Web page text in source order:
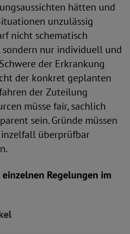
hätten und
unzulässig
nicht schematisch
sondern nur individuell und
der Erkrankung
der konkret geplanten
der Zuteilung
müsse fair, sachlich
sein. Gründe müssen
überprüfbar
Regelungen im